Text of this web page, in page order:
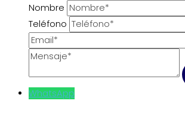
Nombre
Teléfono
WhatsApp